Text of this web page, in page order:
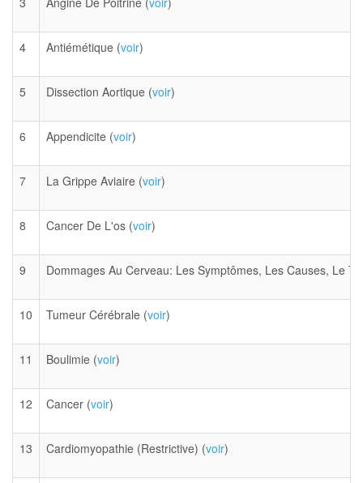
4 Antiémétique (voir)
5 Dissection Aortique (voir)
6 Appendicite (voir)
7 La Grippe Aviaire (voir)
8 Cancer De L'os (voir)
9 Dommages Au Cerveau: Les Symptômes, Les Causes, Le
10 Tumeur Cérébrale (voir)
11 Boulimie (voir)
12 Cancer (voir)
13 Cardiomyopathie (Restrictive) (voir)